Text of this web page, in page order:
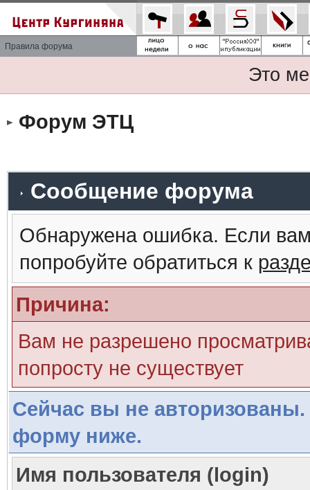
Правила форума
Это
Форум ЭТЦ
Сообщение форума
Обнаружена ошибка. Если
попробуйте обратиться к
Причина:
Вам не разрешено
попросту не существует
Сейчас вы не авторизованы.
форму ниже.
Имя пользователя (login)